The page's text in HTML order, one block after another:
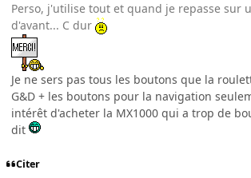
Perso, j'utilise tout et quand je repasse sur
d'avant... C dur
Je ne sers pas tous les boutons que la
G&D + les boutons pour la navigation
intérêt d'acheter la MX1000 qui a trop de
dit
Citer